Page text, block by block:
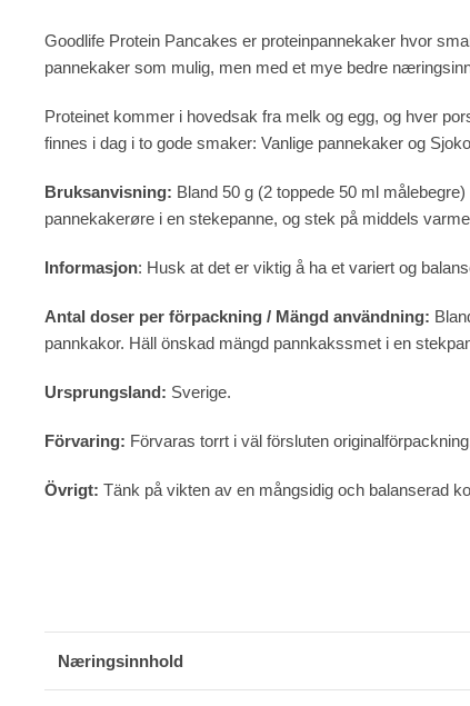
Goodlife Protein Pancakes er proteinpannekaker hvor
pannekaker som mulig, men med et mye bedre
Proteinet kommer i hovedsak fra melk og egg, og hver
finnes i dag i to gode smaker: Vanlige pannekaker og
Bruksanvisning: Bland 50 g (2 toppede 50 ml
pannekakerøre i en stekepanne, og stek på middels
Informasjon: Husk at det er viktig å ha et variert og
Antal doser per förpackning / Mängd användning:
pannkakor. Häll önskad mängd pannkakssmet i en
Ursprungsland: Sverige.
Förvaring: Förvaras torrt i väl försluten
Övrigt: Tänk på vikten av en mångsidig och balanserad
Næringsinnhold